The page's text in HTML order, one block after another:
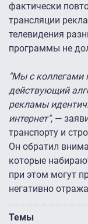
фактически
трансляции
телевидения
программы не
"Мы с коллегами
действующий
рекламы
интернет", —
транспорту и
Он обратил
которые
при этом могут
негативно
Темы